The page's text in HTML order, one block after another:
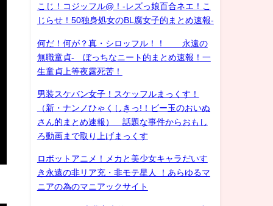
こじ！コジッフル@！-レズっ娘百合ネエ！こ
じらせ！50独身処女のBL腐女子的まとめ速報-
何だ！何が？真・シロッフル！！ 永遠の
無職童貞- ぼっちなニート的まとめ速報！一
生童貞上等夜露死苦！
男装スケバン女子！スケッフルまっくす！
（新・ナンノひゃくしきっ!！ビー玉のおいぬ
さん的まとめ速報） 話題な事件からおもし
ろ動画まで取り上げまっくす
ロボットアニメ！メカと美少女キャラだいす
き永遠の非リア充・非モテ星人 ！あらゆるマ
ニアの為のマニアックサイト